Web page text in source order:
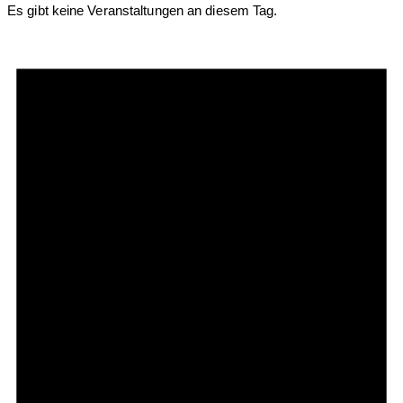
Es gibt keine Veranstaltungen an diesem Tag.